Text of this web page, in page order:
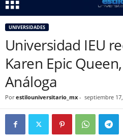
UNIVERSIDADES
Universidad IEU
Karen Epic
Análoga
Por estilouniversitario_mx - septiembre